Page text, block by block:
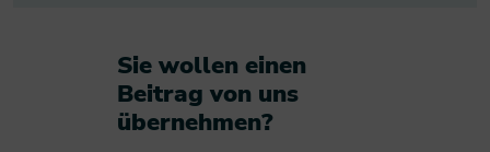
Sie wollen einen
Beitrag von uns
übernehmen?​